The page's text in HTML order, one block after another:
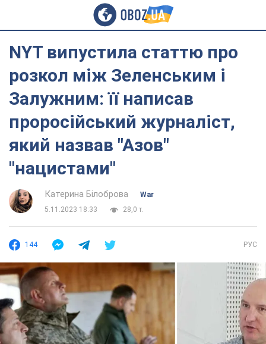
NYT випустила статтю про
розкол між Зеленським і
Залужним: її написав
проросійський журналіст,
який назвав "Азов"
"нацистами"
Катерина Білоброва
War
5.11.2023 18:33
28,0 т.
144 РУС